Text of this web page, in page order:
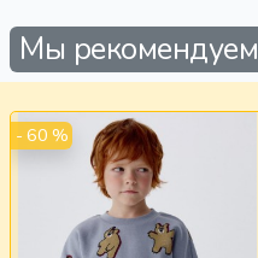
Мы рекомендуем
- 60 %